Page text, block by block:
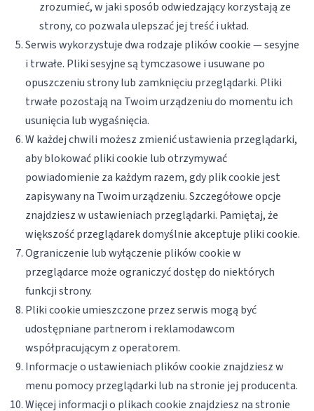
zrozumieć, w jaki sposób odwiedzający korzystają ze
strony, co pozwala ulepszać jej treść i układ.
Serwis wykorzystuje dwa rodzaje plików cookie — sesyjne
i trwałe. Pliki sesyjne są tymczasowe i usuwane po
opuszczeniu strony lub zamknięciu przeglądarki. Pliki
trwałe pozostają na Twoim urządzeniu do momentu ich
usunięcia lub wygaśnięcia.
W każdej chwili możesz zmienić ustawienia przeglądarki,
aby blokować pliki cookie lub otrzymywać
powiadomienie za każdym razem, gdy plik cookie jest
zapisywany na Twoim urządzeniu. Szczegółowe opcje
znajdziesz w ustawieniach przeglądarki. Pamiętaj, że
większość przeglądarek domyślnie akceptuje pliki cookie.
Ograniczenie lub wyłączenie plików cookie w
przeglądarce może ograniczyć dostęp do niektórych
funkcji strony.
Pliki cookie umieszczone przez serwis mogą być
udostępniane partnerom i reklamodawcom
współpracującym z operatorem.
Informacje o ustawieniach plików cookie znajdziesz w
menu pomocy przeglądarki lub na stronie jej producenta.
Więcej informacji o plikach cookie znajdziesz na stronie